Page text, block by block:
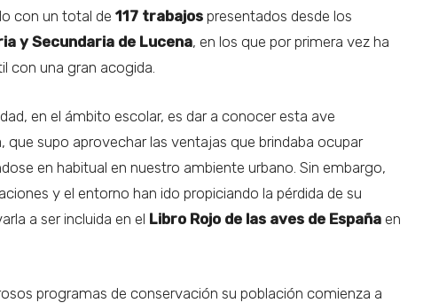
con un total de 117 trabajos presentados desde los
y Secundaria de Lucena, en los que por primera vez ha
con una gran acogida.
en el ámbito escolar, es dar a conocer esta ave
que supo aprovechar las ventajas que brindaba ocupar
en habitual en nuestro ambiente urbano. Sin embargo,
y el entorno han ido propiciando la pérdida de su
a ser incluida en el Libro Rojo de las aves de España en
programas de conservación su población comienza a